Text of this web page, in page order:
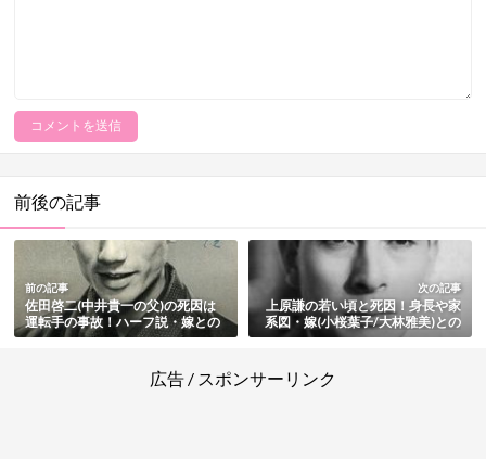
前後の記事
前の記事
佐田啓二(中井貴一の父)の死因は
運転手の事故！ハーフ説・嫁との
結婚や子供・その後の家族の生活
次の記事
上原謙の若い頃と死因！身長や家
系図・嫁(小桜葉子/大林雅美)との
結婚と離婚・子供(息子/加山雄三
め【昭和の銀幕スター】
広告 / スポンサーリンク